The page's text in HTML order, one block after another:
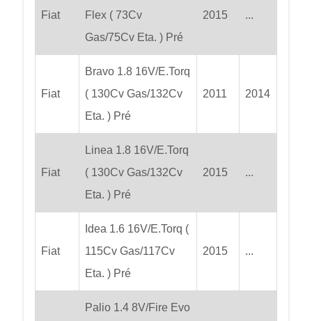
Fiat
Flex ( 73Cv
Gas/75Cv Eta. ) Pré
2015 ...
Fiat
Bravo 1.8 16V/E.Torq
( 130Cv Gas/132Cv
Eta. ) Pré
2011 2014
Fiat
Linea 1.8 16V/E.Torq
( 130Cv Gas/132Cv
Eta. ) Pré
2015 ...
Fiat
Idea 1.6 16V/E.Torq (
115Cv Gas/117Cv
Eta. ) Pré
2015 ...
Palio 1.4 8V/Fire Evo